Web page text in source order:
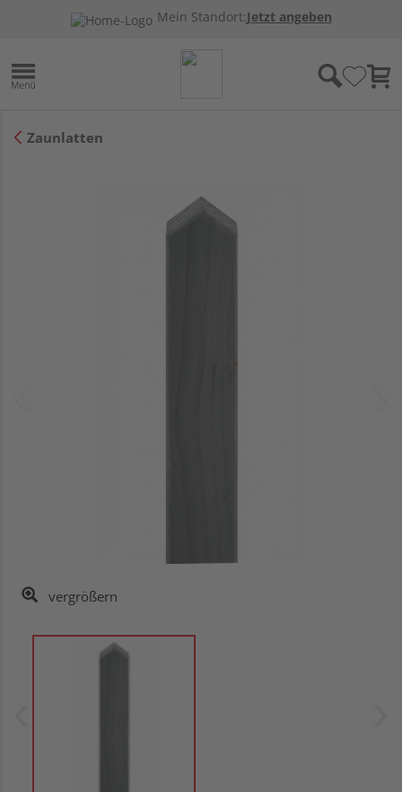
Mein Standort:Jetzt angeben
Zaunlatten
vergrößern